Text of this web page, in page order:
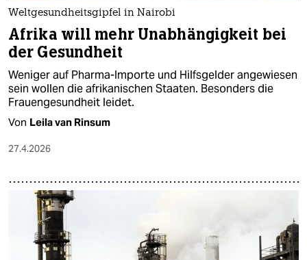
Weltgesundheitsgipfel in Nairobi
Afrika will mehr Unabhängigkeit bei
der Gesundheit
Weniger auf Pharma-Importe und Hilfsgelder angewiesen
sein wollen die afrikanischen Staaten. Besonders die
Frauengesundheit leidet.
Von Leila van Rinsum
27.4.2026